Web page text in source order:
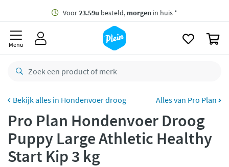
Gratisbezorging vanaf 35,- *
besteld,
retourneren
CO2 neutraal
Betaal met Klarna
Menu
Hondenvoer droog Alles van Pro Plan
Pro Plan Hondenvoer Droog
Puppy Large Athletic Healthy
Start Kip 3 kg